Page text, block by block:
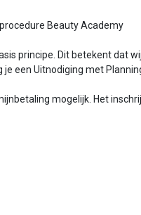
Academy
principe. Dit betekent dat
een Uitnodiging met
mogelijk. Het